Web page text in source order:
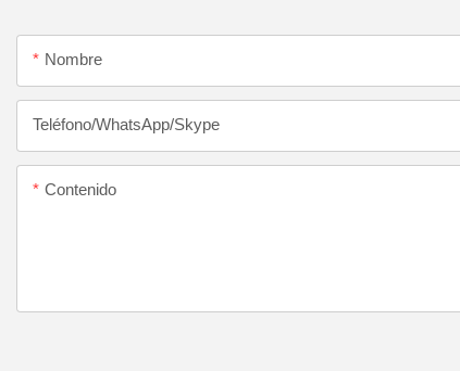
Nombre
Teléfono/WhatsApp/Skype
Contenido